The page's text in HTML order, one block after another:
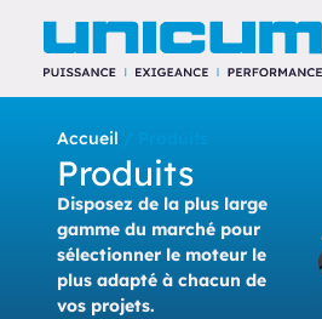
Accueil
Produits
Disposez de la plus large
gamme du marché pour
sélectionnerle moteur le
plus adapté à chacun de
vos projets.